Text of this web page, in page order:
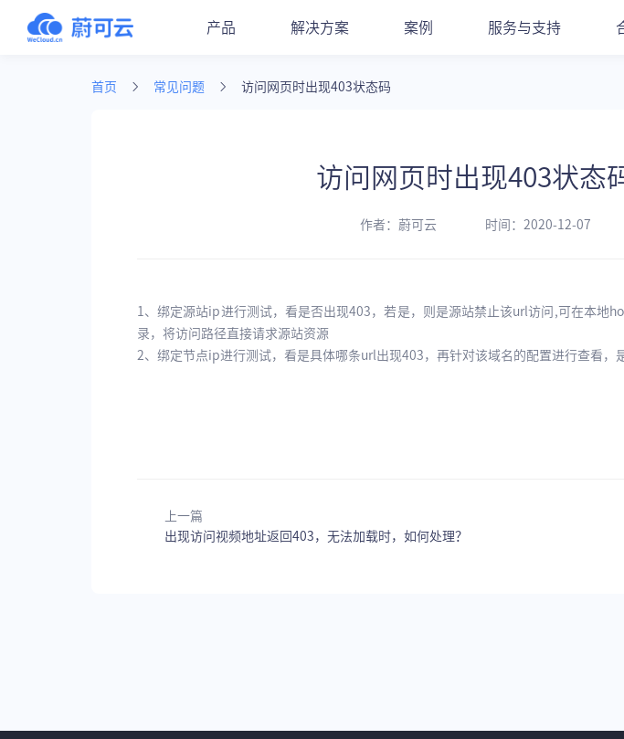
产品 解决方案 案例 服务与支持
首页 常见问题 访问网页时出现403状态码
访问网页时出现403状态
作者：蔚可云 时间：2020-12-07
1、绑定源站ip进行测试，看是否出现403，若是，则是源站禁止该url访问,可在本地
录，将访问路径直接请求源站资源
2、绑定节点ip进行测试，看是具体哪条url出现403，再针对该域名的配置进行查看，
上一篇
出现访问视频地址返回403，无法加载时，如何处理？